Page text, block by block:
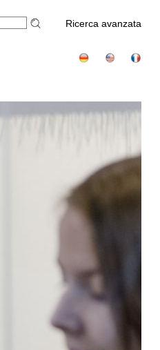
Ricerca avanzata